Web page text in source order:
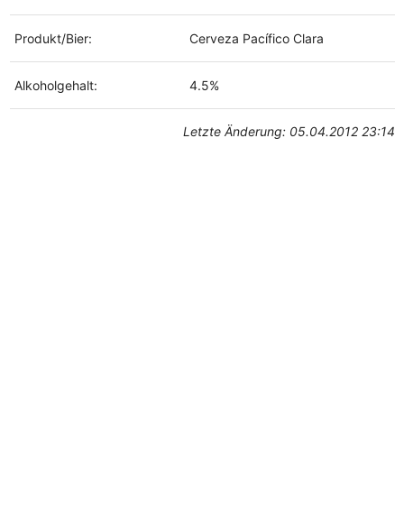
Produkt/Bier: Cerveza Pacífico Clara
Alkoholgehalt: 4.5%
Letzte Änderung: 05.04.2012 23:14